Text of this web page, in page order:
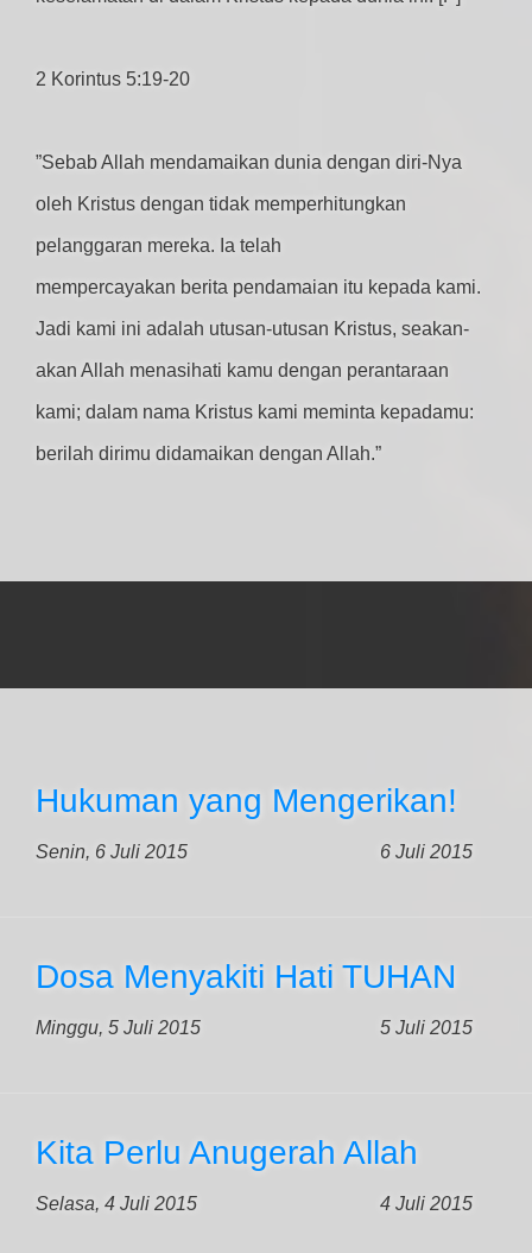
2 Korintus 5:19-20
”Sebab Allah mendamaikan dunia dengan diri-Nya
oleh Kristus dengan tidak memperhitungkan
pelanggaran mereka. Ia telah
mempercayakan berita pendamaian itu kepada kami.
Jadi kami ini adalah utusan-utusan Kristus, seakan-
akan Allah menasihati kamu dengan perantaraan
kami; dalam nama Kristus kami meminta kepadamu:
berilah dirimu didamaikan dengan Allah.”
Hukuman yang Mengerikan!
Senin, 6 Juli 2015 6 Juli 2015
Dosa Menyakiti Hati TUHAN
Minggu, 5 Juli 2015 5 Juli 2015
Kita Perlu Anugerah Allah
Selasa, 4 Juli 2015 4 Juli 2015